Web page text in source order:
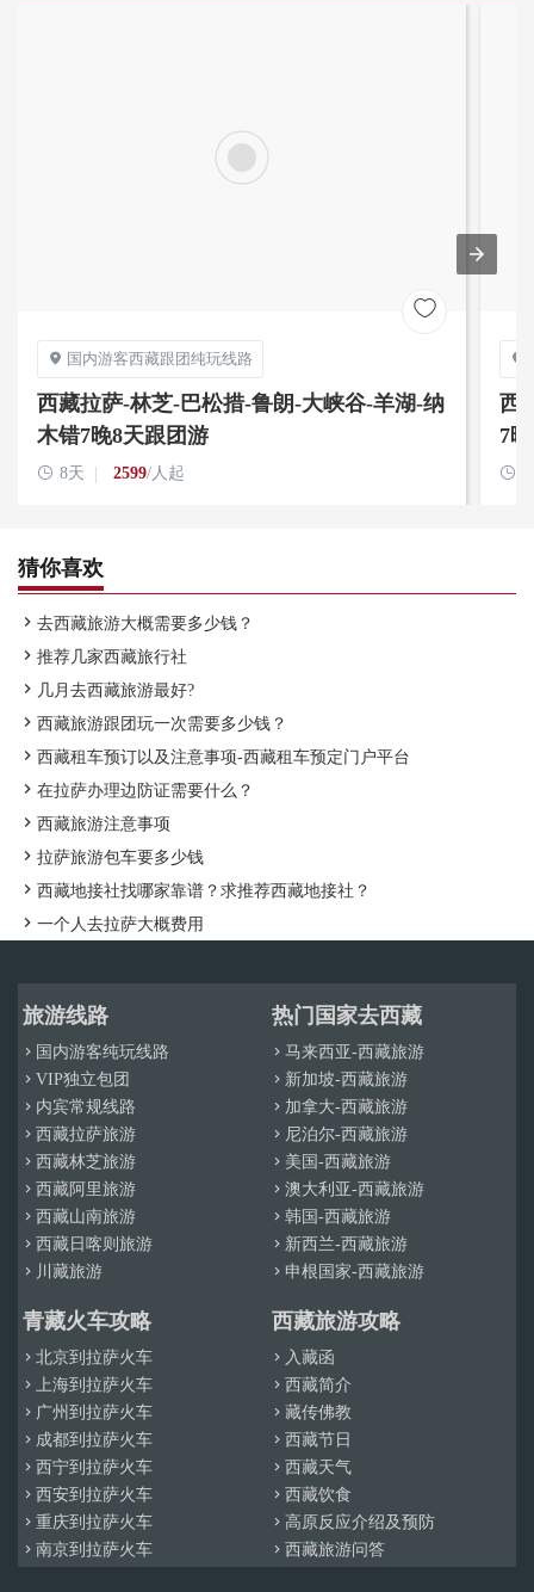

 国内游客西藏跟团纯玩线路
西藏拉萨-林芝-巴松措-鲁朗-大峡谷-羊湖-纳
木错7晚8天跟团游
 8天 2599/人起

西
7

猜你喜欢
 去西藏旅游大概需要多少钱？
 推荐几家西藏旅行社
 几月去西藏旅游最好?
 西藏旅游跟团玩一次需要多少钱？
 西藏租车预订以及注意事项-西藏租车预定门户平台
 在拉萨办理边防证需要什么？
 西藏旅游注意事项
 拉萨旅游包车要多少钱
 西藏地接社找哪家靠谱？求推荐西藏地接社？
 一个人去拉萨大概费用
旅游线路
 国内游客纯玩线路
 VIP独立包团
 内宾常规线路
 西藏拉萨旅游
 西藏林芝旅游
 西藏阿里旅游
 西藏山南旅游
 西藏日喀则旅游
 川藏旅游
热门国家去西藏
 马来西亚-西藏旅游
 新加坡-西藏旅游
 加拿大-西藏旅游
 尼泊尔-西藏旅游
 美国-西藏旅游
 澳大利亚-西藏旅游
 韩国-西藏旅游
 新西兰-西藏旅游
 申根国家-西藏旅游
青藏火车攻略
 北京到拉萨火车
 上海到拉萨火车
 广州到拉萨火车
 成都到拉萨火车
 西宁到拉萨火车
 西安到拉萨火车
 重庆到拉萨火车
 南京到拉萨火车
西藏旅游攻略
 入藏函
 西藏简介
 藏传佛教
 西藏节日
 西藏天气
 西藏饮食
 高原反应介绍及预防
 西藏旅游问答